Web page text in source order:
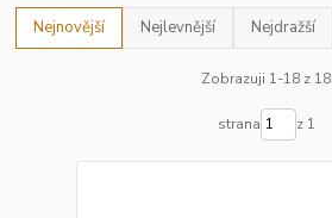
Nejnovější Nejlevnější Nejdražší
Zobrazuji 1-18 z 18
strana z 1